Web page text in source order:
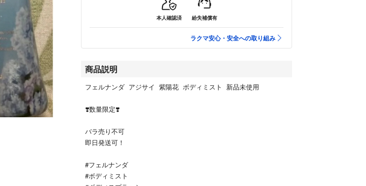
本人確認済 紛失補償有
ラクマ安心・安全への取り組み
商品説明
フェルナンダ アジサイ 紫陽花 ボディミスト 新品未使用
❣️数量限定❣️
バラ売り不可
即日発送可！
#フェルナンダ
#ボディミスト